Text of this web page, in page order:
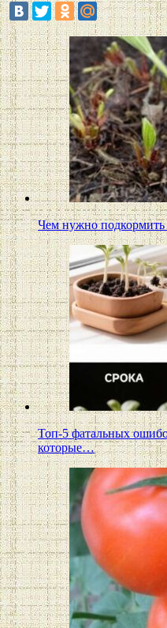
Чем нужно подкормить
Топ-5 фатальных
которые…